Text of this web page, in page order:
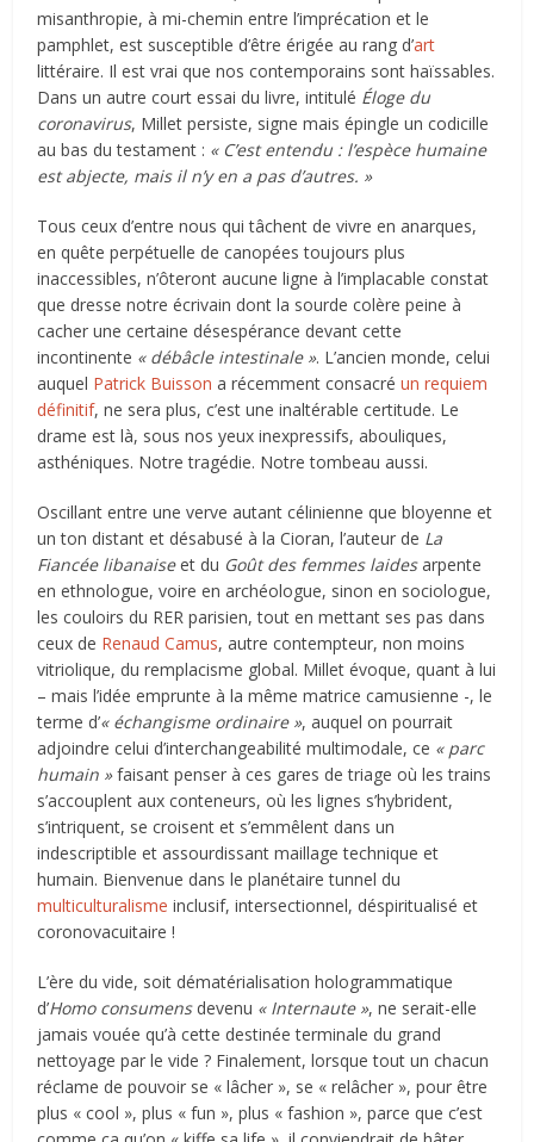
misanthropie, à mi-chemin entre l’imprécation et le
pamphlet, est susceptible d’être érigée au rang d’art
littéraire. Il est vrai que nos contemporains sont haïssables.
Dans un autre court essai du livre, intitulé Éloge du
coronavirus, Millet persiste, signe mais épingle un codicille
au bas du testament : « C’est entendu : l’espèce humaine
est abjecte, mais il n’y en a pas d’autres. »
Tous ceux d’entre nous qui tâchent de vivre en anarques,
en quête perpétuelle de canopées toujours plus
inaccessibles, n’ôteront aucune ligne à l’implacable constat
que dresse notre écrivain dont la sourde colère peine à
cacher une certaine désespérance devant cette
incontinente « débâcle intestinale ». L’ancien monde, celui
auquel Patrick Buisson a récemment consacréun requiem
définitif, ne sera plus, c’est une inaltérable certitude. Le
drame est là, sous nos yeux inexpressifs, abouliques,
asthéniques. Notre tragédie. Notre tombeau aussi.
Oscillant entre une verve autant célinienne que bloyenne et
un ton distant et désabusé à la Cioran, l’auteur de La
Fiancée libanaiseet du Goût des femmes laidesarpente
en ethnologue, voire en archéologue, sinon en sociologue,
les couloirs du RER parisien, tout en mettant ses pas dans
ceux de Renaud Camus, autre contempteur, non moins
vitriolique, du remplacisme global. Millet évoque, quant à lui
– mais l’idée emprunte à la même matrice camusienne -, le
terme d’« échangisme ordinaire », auquel on pourrait
adjoindre celui d’interchangeabilité multimodale, ce « parc
humain »faisant penser à ces gares de triage où les trains
s’accouplent aux conteneurs, où les lignes s’hybrident,
s’intriquent, se croisent et s’emmêlent dans un
indescriptible et assourdissant maillage technique et
humain. Bienvenue dans le planétaire tunnel du
multiculturalisme inclusif, intersectionnel, déspiritualisé et
coronovacuitaire !
L’ère du vide, soit dématérialisation hologrammatique
d’Homo consumensdevenu « Internaute », ne serait-elle
jamais vouée qu’à cette destinée terminale du grand
nettoyage par le vide ? Finalement, lorsque tout un chacun
réclame de pouvoir se « lâcher », se « relâcher », pour être
plus « cool », plus « fun », plus « fashion », parce que c’est